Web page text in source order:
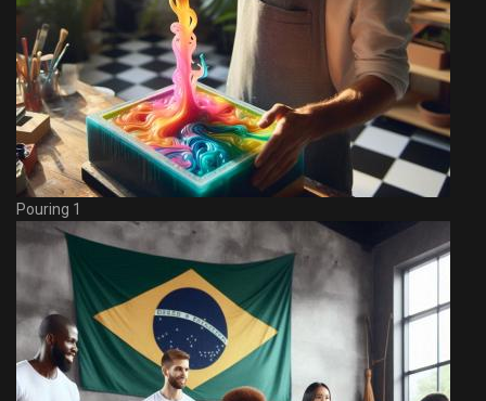
Pouring 1